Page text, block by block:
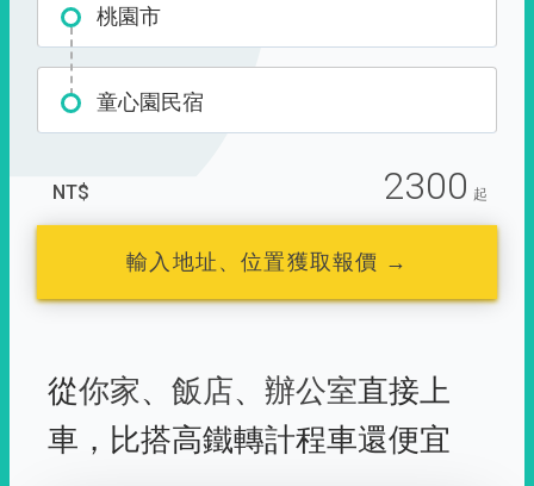
桃園市
童心園民宿
NT$ 2300 起
輸入地址、位置獲取報價 →
從你家、 飯店、 辦公室直接上
車， 比搭高鐵轉計程車還便宜